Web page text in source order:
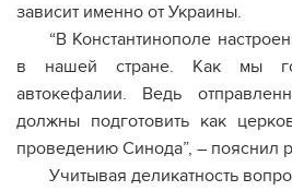
зависит именно от Украины.
“В Константинополе
в нашей стране. Как мы
автокефалии. Ведь
должны подготовить как
проведению Синода”, – пояснил
Учитывая деликатность